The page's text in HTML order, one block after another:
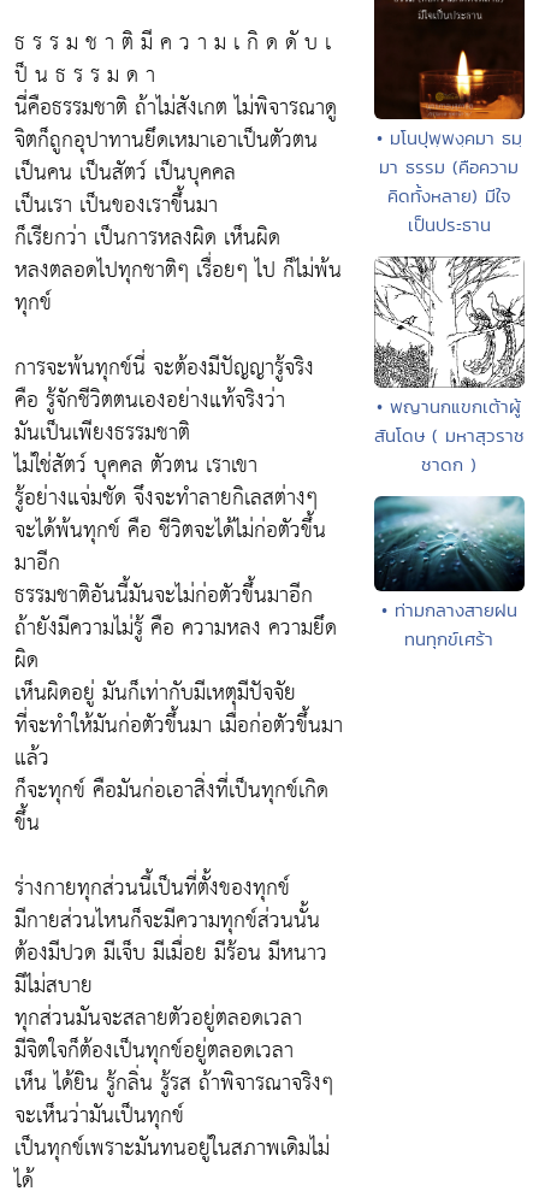
ธ ร ร ม ช า ติ มี ค ว า ม เ กิ ด ดั บ เ
ป็ น ธ ร ร ม ด า
นี่คือธรรมชาติ ถ้าไม่สังเกต ไม่พิจารณาดู
จิตก็ถูกอุปาทานยึดเหมาเอาเป็นตัวตน
เป็นคน เป็นสัตว์ เป็นบุคคล
เป็นเรา เป็นของเราขึ้นมา
ก็เรียกว่า เป็นการหลงผิด เห็นผิด
หลงตลอดไปทุกชาติๆ เรื่อยๆ ไป ก็ไม่พ้น
ทุกข์
การจะพ้นทุกข์นี่ จะต้องมีปัญญารู้จริง
คือ รู้จักชีวิตตนเองอย่างแท้จริงว่า
มันเป็นเพียงธรรมชาติ
ไม่ใช่สัตว์ บุคคล ตัวตน เราเขา
รู้อย่างแจ่มชัด จึงจะทำลายกิเลสต่างๆ
จะได้พ้นทุกข์ คือ ชีวิตจะได้ไม่ก่อตัวขึ้น
มาอีก
ธรรมชาติอันนี้มันจะไม่ก่อตัวขึ้นมาอีก
ถ้ายังมีความไม่รู้ คือ ความหลง ความยึด
ผิด
เห็นผิดอยู่ มันก็เท่ากับมีเหตุมีปัจจัย
ที่จะทำให้มันก่อตัวขึ้นมา เมื่อก่อตัวขึ้นมา
แล้ว
ก็จะทุกข์ คือมันก่อเอาสิ่งที่เป็นทุกข์เกิด
ขึ้น
ร่างกายทุกส่วนนี้เป็นที่ตั้งของทุกข์
มีกายส่วนไหนก็จะมีความทุกข์ส่วนนั้น
ต้องมีปวด มีเจ็บ มีเมื่อย มีร้อน มีหนาว
มีไม่สบาย
ทุกส่วนมันจะสลายตัวอยู่ตลอดเวลา
มีจิตใจก็ต้องเป็นทุกข์อยู่ตลอดเวลา
เห็น ได้ยิน รู้กลิ่น รู้รส ถ้าพิจารณาจริงๆ
จะเห็นว่ามันเป็นทุกข์
เป็นทุกข์เพราะมันทนอยู่ในสภาพเดิมไม่
ได้
• มโนปุพฺพงฺคมา ธมฺ
มา ธรรม (คือความ
คิดทั้งหลาย) มีใจ
เป็นประธาน
• พญานกแขกเต้าผู้
สันโดษ ( มหาสุวราช
ชาดก )
• ท่ามกลางสายฝน
ทนทุกข์เศร้า